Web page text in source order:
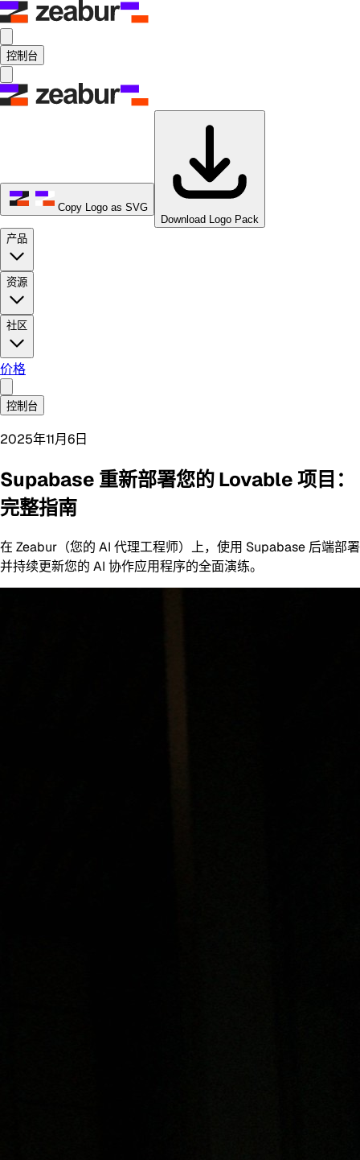
控制台
Copy Logo as SVG
Download Logo Pack
产品
资源
社区
价格
控制台
2025年11月6日
Supabase 重新部署您的 Lovable 项目：
完整指南
在 Zeabur（您的 AI 代理工程师）上，使用 Supabase 后端部署
并持续更新您的 AI 协作应用程序的全面演练。